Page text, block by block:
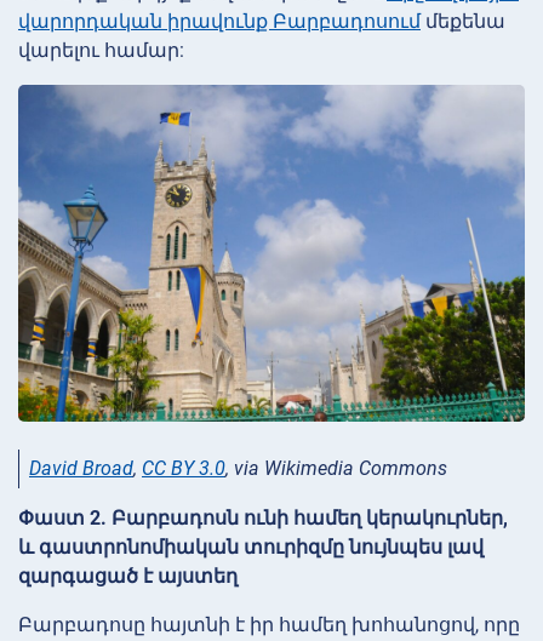
վարորդական իրավունք Բարբադոսումմեքենա
վարելու համար:
David Broad, CC BY 3.0, via Wikimedia Commons
Փաստ 2. Բարբադոսն ունի համեղ կերակուրներ,
և գաստրոնոմիական տուրիզմը նույնպես լավ
զարգացած է այստեղ
Բարբադոսը հայտնի է իր համեղ խոհանոցով, որը